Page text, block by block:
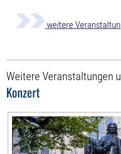
weitere
Weitere Veranstaltungen
Konzert